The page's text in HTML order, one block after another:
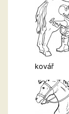
kovář